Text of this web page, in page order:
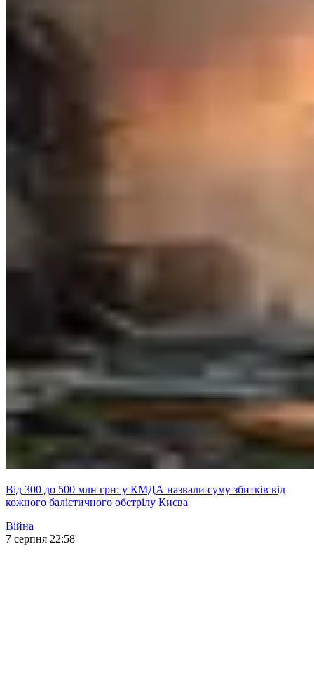
Від 300 до 500 млн грн: у КМДА назвали суму збитків від
кожного балістичного обстрілу Києва
Війна
7 серпня 22:58